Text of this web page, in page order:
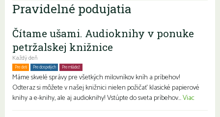
Pravidelné podujatia
Čítame ušami. Audioknihy v ponuke
petržalskej knižnice
Každý deň
Pre deti Pre dospelých Pre mládež
Máme skvelé správy pre všetkých milovníkov kníh a príbehov!
Odteraz si môžete v našej knižnici nielen požičať klasické papierové
knihy a e-knihy, ale aj audioknihy! Vstúpte do sveta príbehov...Viac